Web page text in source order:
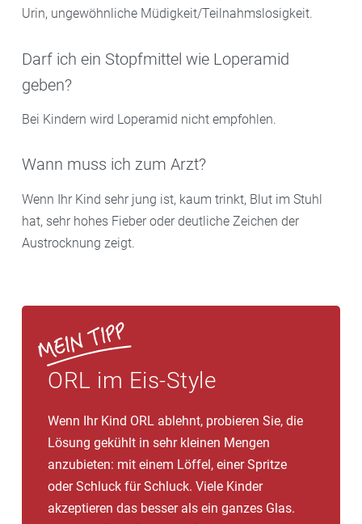
Urin, ungewöhnliche Müdigkeit/Teilnahmslosigkeit.
Darf ich ein Stopfmittel wie Loperamid
geben?
Bei Kindern wird Loperamid nicht empfohlen.
Wann muss ich zum Arzt?
Wenn Ihr Kind sehr jung ist, kaum trinkt, Blut im Stuhl
hat, sehr hohes Fieber oder deutliche Zeichen der
Austrocknung zeigt.
ORL im Eis-Style
Wenn Ihr Kind ORL ablehnt, probieren Sie, die
Lösung gekühlt in sehr kleinen Mengen
anzubieten: mit einem Löffel, einer Spritze
oder Schluck für Schluck. Viele Kinder
akzeptieren das besser als ein ganzes Glas.